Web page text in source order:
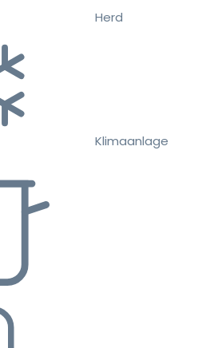
Herd
Klimaanlage